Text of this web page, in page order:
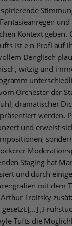
Kontext geben.
ist ein Profi auf
Denglisch
witzig und
Orchester der
dramatischer
werden.
und erweist
Staging hat
und durch
mit dem
Troitsky
Tufts die